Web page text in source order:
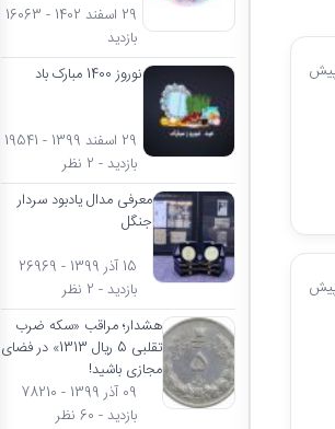
29 اسفند 1402 - 16063
بازدید
نوروز 1400 مبارک باد
29 اسفند 1399 - 19541
بازدید - 2 نظر
معرفی مدال یادبود سردار
جنگل
15 آذر 1399 - 26969
بازدید - 2 نظر
هشدار؛ مراقب «سکه ضرب
تقلبی 5 ریال 1313» در فضای
مجازی باشید!
09 آذر 1399 - 78210
بازدید - 60 نظر